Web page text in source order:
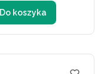
Do koszyka